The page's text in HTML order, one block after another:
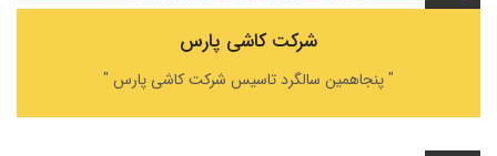
شرکت کاشی پارس
" پنجاهمین سالگرد تاسیس شرکت کاشی پارس "